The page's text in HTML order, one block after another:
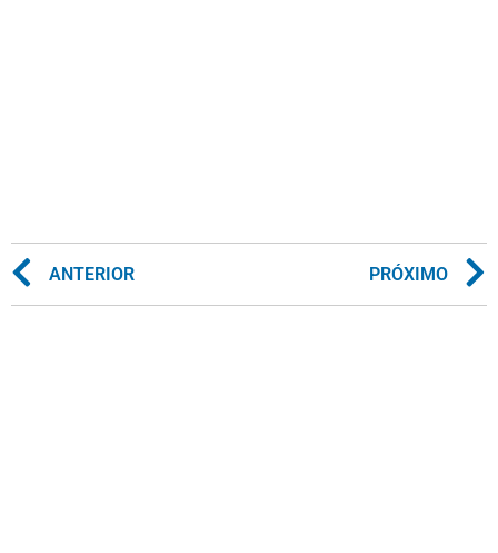
ANTERIOR PRÓXIMO